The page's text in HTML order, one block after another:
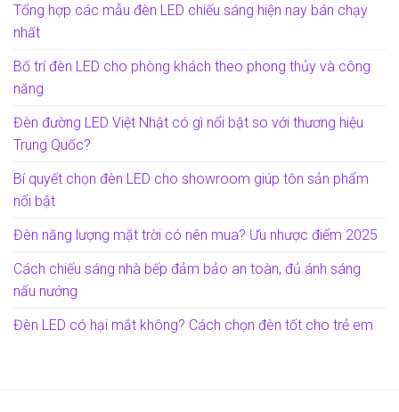
Tổng hợp các mẫu đèn LED chiếu sáng hiện nay bán chạy
nhất
Bố trí đèn LED cho phòng khách theo phong thủy và công
năng
Đèn đường LED Việt Nhật có gì nổi bật so với thương hiệu
Trung Quốc?
Bí quyết chọn đèn LED cho showroom giúp tôn sản phẩm
nổi bật
Đèn năng lượng mặt trời có nên mua? Ưu nhược điểm 2025
Cách chiếu sáng nhà bếp đảm bảo an toàn, đủ ánh sáng
nấu nướng
Đèn LED có hại mắt không? Cách chọn đèn tốt cho trẻ em